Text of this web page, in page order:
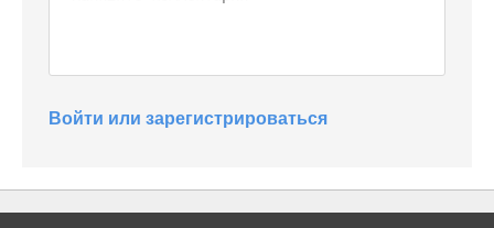
Войти или зарегистрироваться